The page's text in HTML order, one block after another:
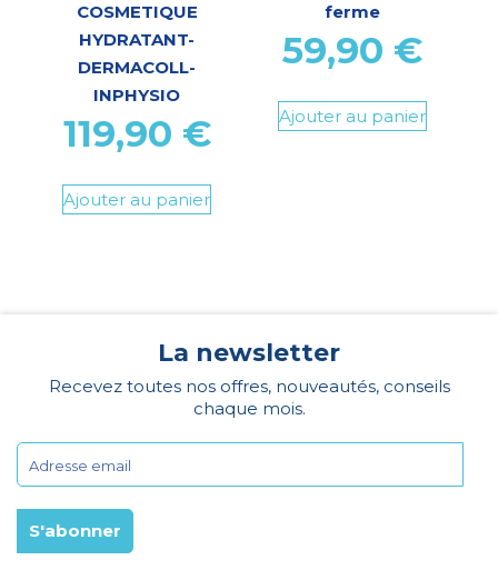
COSMETIQUE
HYDRATANT-
DERMACOLL-
INPHYSIO
119,90 €
Ajouter au panier
ferme
59,90 €
Ajouter au panier
La newsletter
Recevez toutes nos offres, nouveautés, conseils
chaque mois.